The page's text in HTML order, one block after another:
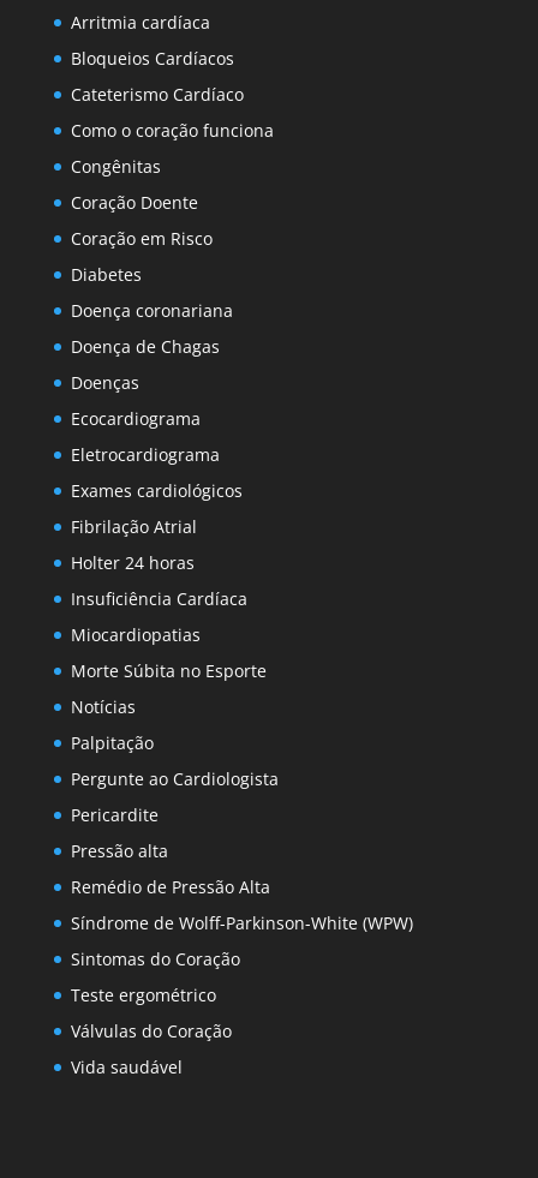
Arritmia cardíaca
Bloqueios Cardíacos
Cateterismo Cardíaco
Como o coração funciona
Congênitas
Coração Doente
Coração em Risco
Diabetes
Doença coronariana
Doença de Chagas
Doenças
Ecocardiograma
Eletrocardiograma
Exames cardiológicos
Fibrilação Atrial
Holter 24 horas
Insuficiência Cardíaca
Miocardiopatias
Morte Súbita no Esporte
Notícias
Palpitação
Pergunte ao Cardiologista
Pericardite
Pressão alta
Remédio de Pressão Alta
Síndrome de Wolff-Parkinson-White (WPW)
Sintomas do Coração
Teste ergométrico
Válvulas do Coração
Vida saudável